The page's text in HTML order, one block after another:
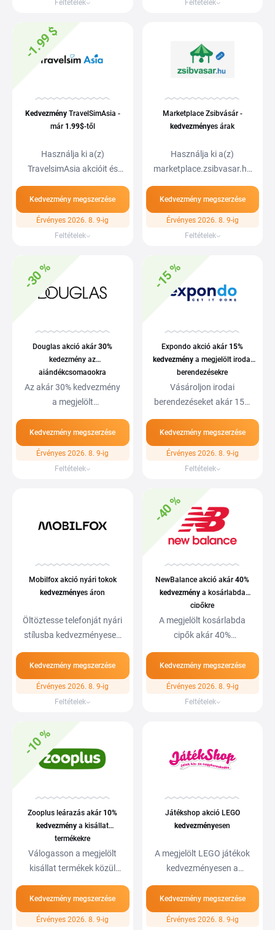
Feltételek Feltételek
-1.99 $
KedvezményTravelSimAsia -
már 1.99$-től
Használja ki a(z)
TravelsimAsia akcióit és
Kedvezmény megszerzése
Érvényes 2026. 8. 9-ig
Feltételek
Marketplace Zsibvásár -
kedvezményes árak
Használja ki a(z)
marketplace.zsibvasar.hu
Kedvezmény megszerzése
Érvényes 2026. 8. 9-ig
Feltételek
-30 %
Douglas akció akár30%
kedezmény az
ajándékcsomagokra
Az akár 30% kedvezmény
a megjelölt
vonaktozik…
Kedvezmény megszerzése
Érvényes 2026. 8. 9-ig
Feltételek
-15 %
Expondo akció akár 15%
kedvezménya megjelölt irodai
berendezésekre
Vásároljon irodai
berendezéseket akár 15%
Kedvezmény megszerzése
Érvényes 2026. 8. 9-ig
Feltételek
Mobilfox akció nyári tokok
kedvezményes áron
Öltöztesse telefonját nyári
stílusba kedvezményesen
Kedvezmény megszerzése
Érvényes 2026. 8. 9-ig
Feltételek
-40 %
NewBalance akció akár40%
kedvezménya kosárlabda
cipőkre
A megjelölt kosárlabda
cipők akár 40%
Kedvezmény megszerzése
Érvényes 2026. 8. 9-ig
Feltételek
-10 %
Zooplus leárazás akár 10%
kedvezmény a kisállat
termékekre
Válogasson a megjelölt
kisállat termékek közül
Kedvezmény megszerzése
Érvényes 2026. 8. 9-ig
Játékshop akció LEGO
kedvezményesen
A megjelölt LEGO játékok
kedvezményesen a
webáruházban…
Kedvezmény megszerzése
Érvényes 2026. 8. 9-ig